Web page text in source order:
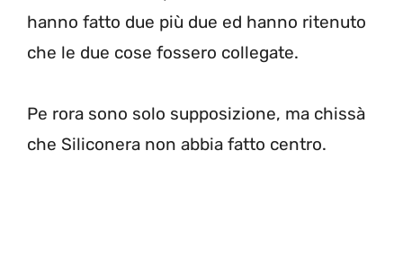
hanno fatto due più due ed hanno ritenuto
che le due cose fossero collegate.
Pe rora sono solo supposizione, ma chissà
che Siliconera non abbia fatto centro.